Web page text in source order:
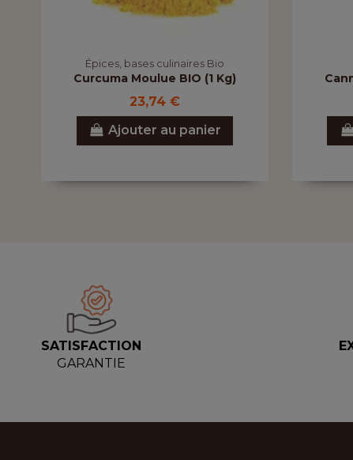
Épices, bases culinaires Bio
Curcuma Moulue BIO (1 Kg)
23,74 €
Ajouter au panier
SATISFACTION
GARANTIE